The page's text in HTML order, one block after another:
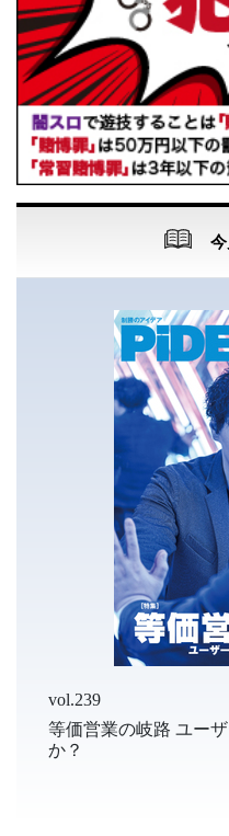
vol.239
等価営業の岐路 ユー
か？